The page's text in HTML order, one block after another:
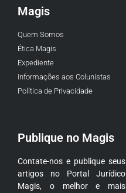
Magis
Quem Somos
Ética Magis
Expediente
Informações aos Colunistas
Política de Privacidade
Publique no Magis
Contate-nos e publique seus
artigos no Portal Jurídico
Magis, o melhor e mais